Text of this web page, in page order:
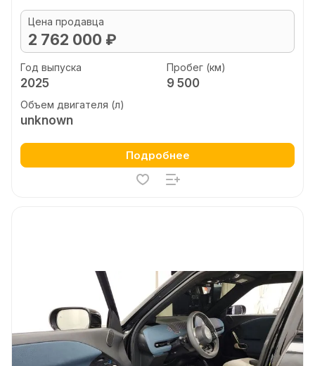
Цена продавца
2 762 000 ₽
Год выпуска
2025
Пробег (км)
9 500
Объем двигателя (л)
unknown
Подробнее